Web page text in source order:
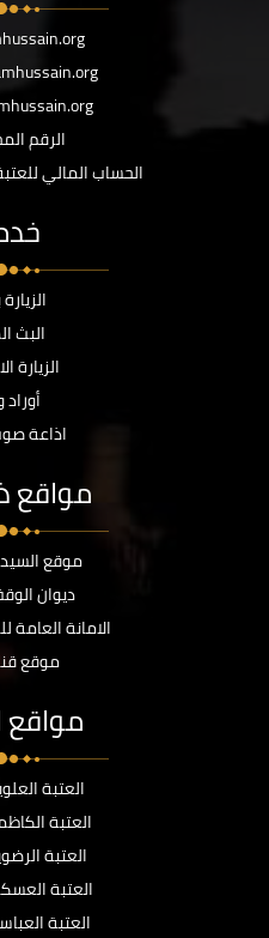
الرقم
الحساب المالي
البث
الزيارة
أوراد
اذاعة
مواقع
موقع
ديوان
الامانة العامة
موقع
مواقع
العتبة
العتبة
العتبة
العتبة
العتبة